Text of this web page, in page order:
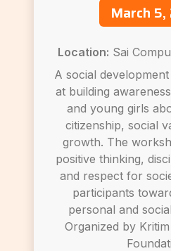
March
Location: Sai
A social
at building
and young girls
citizenship, social
growth. The
positive thinking,
and respect for
participants
personal and
Organized by